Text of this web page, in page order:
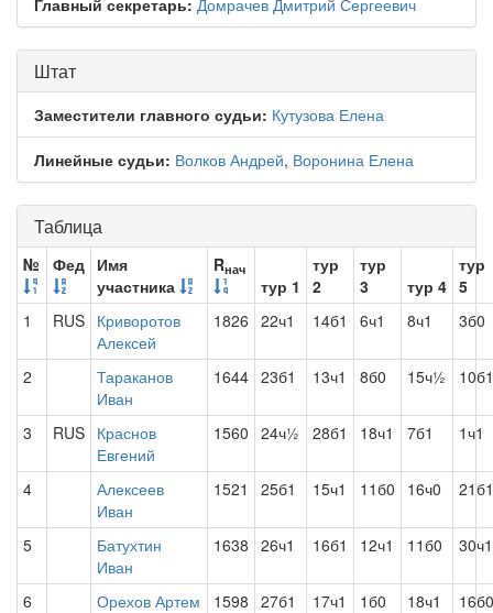
Главный секретарь: Домрачев Дмитрий Сергеевич
Штат
Заместители главного судьи: Кутузова Елена
Линейные судьи: Волков Андрей, Воронина Елена
Таблица
№ Фед Имя
участника
Rнач
тур 1
тур
2
тур
3
тур 4
тур
5
1
RUS Криворотов
Алексей
1826 22ч1 14б1 6ч1 8ч1 3б0
2
Тараканов
Иван
1644 23б1 13ч1 8б0 15ч½ 10б1
3 RUS Краснов
Евгений
1560 24ч½ 28б1 18ч1 7б1 1ч1
4
Алексеев
Иван
1521 25б1 15ч1 11б0 16ч0 21б1
5
Батухтин
Иван
1638 26ч1 16б1 12ч1 11б0 30ч1
6 Орехов Артем 1598 27б1 17ч1 1б0 18ч1 16б0